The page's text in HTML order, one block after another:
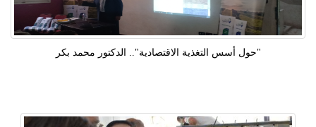
"حول أسس التغذية الاقتصادية".. الدكتور محمد بكر